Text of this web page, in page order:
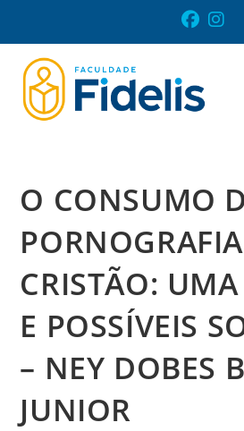
conteúdo
O CONSUMO
CRISTÃO:
E POSSÍVEIS
– NEY DOBES
JUNIOR